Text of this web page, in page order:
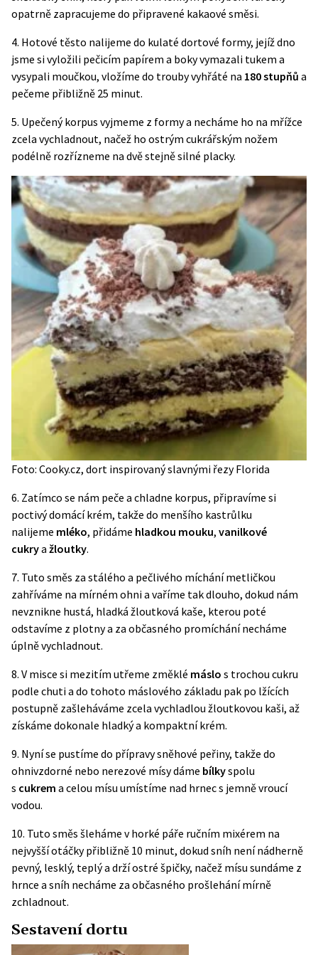
opatrně zapracujeme do připravené kakaové směsi.
4. Hotové těsto nalijeme do kulaté dortové formy, jejíž dno
jsme si vyložili pečicím papírem a boky vymazali tukem a
vysypali moučkou, vložíme do trouby vyhřáté na 180 stupňů a
pečeme přibližně 25 minut.
5. Upečený korpus vyjmeme z formy a necháme ho na mřížce
zcela vychladnout, načež ho ostrým cukrářským nožem
podélně rozřízneme na dvě stejně silné placky.
Foto: Cooky.cz, dort inspirovaný slavnými řezy Florida
6. Zatímco se nám peče a chladne korpus, připravíme si
poctivý domácí krém, takže do menšího kastrůlku
nalijeme mléko, přidáme hladkou mouku, vanilkové
cukrya žloutky.
7. Tuto směs za stálého a pečlivého míchání metličkou
zahříváme na mírném ohni a vaříme tak dlouho, dokud nám
nevznikne hustá, hladká žloutková kaše, kterou poté
odstavíme z plotny a za občasného promíchání necháme
úplně vychladnout.
8. V misce si mezitím utřeme změklé máslo s trochou cukru
podle chuti a do tohoto máslového základu pak po lžících
postupně zašleháváme zcela vychladlou žloutkovou kaši, až
získáme dokonale hladký a kompaktní krém.
9. Nyní se pustíme do přípravy sněhové peřiny, takže do
ohnivzdorné nebo nerezové mísy dáme bílkyspolu
s cukrem a celou mísu umístíme nad hrnec s jemně vroucí
vodou.
10. Tuto směs šleháme v horké páře ručním mixérem na
nejvyšší otáčky přibližně 10 minut, dokud sníh není nádherně
pevný, lesklý, teplý a drží ostré špičky, načež mísu sundáme z
hrnce a sníh necháme za občasného prošlehání mírně
zchladnout.
Sestavení dortu